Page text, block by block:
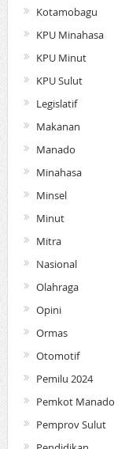
Kotamobagu
KPU Minahasa
KPU Minut
KPU Sulut
Legislatif
Makanan
Manado
Minahasa
Minsel
Minut
Mitra
Nasional
Olahraga
Opini
Ormas
Otomotif
Pemilu 2024
Pemkot Manado
Pemprov Sulut